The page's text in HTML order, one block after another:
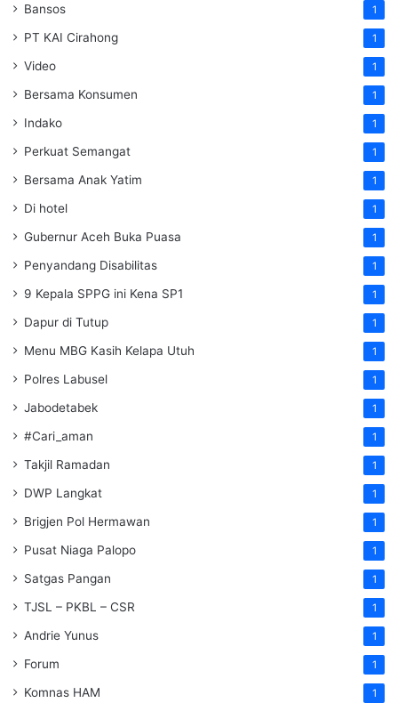
Bansos 1
PT KAI Cirahong 1
Video 1
Bersama Konsumen 1
Indako 1
Perkuat Semangat 1
Bersama Anak Yatim 1
Di hotel 1
Gubernur Aceh Buka Puasa 1
Penyandang Disabilitas 1
9 Kepala SPPG ini Kena SP1 1
Dapur di Tutup 1
Menu MBG Kasih Kelapa Utuh 1
Polres Labusel 1
Jabodetabek 1
#Cari_aman 1
Takjil Ramadan 1
DWP Langkat 1
Brigjen Pol Hermawan 1
Pusat Niaga Palopo 1
Satgas Pangan 1
TJSL – PKBL – CSR 1
Andrie Yunus 1
Forum 1
Komnas HAM 1